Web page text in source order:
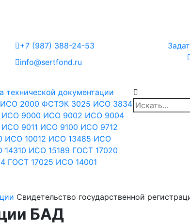
+7 (987) 388-24-53
info@sertfond.ru
технической документации
ИСО 2000 ФСТЭК 3025 ИСО 3834
ИСО 9000 ИСО 9002 ИСО 9004
ИСО 9011 ИСО 9100 ИСО 9712
ИСО 10012 ИСО 13485 ИСО
14310 ИСО 15189 ГОСТ 17020
ГОСТ 17025 ИСО 14001
Свидетельство государственной
БАД